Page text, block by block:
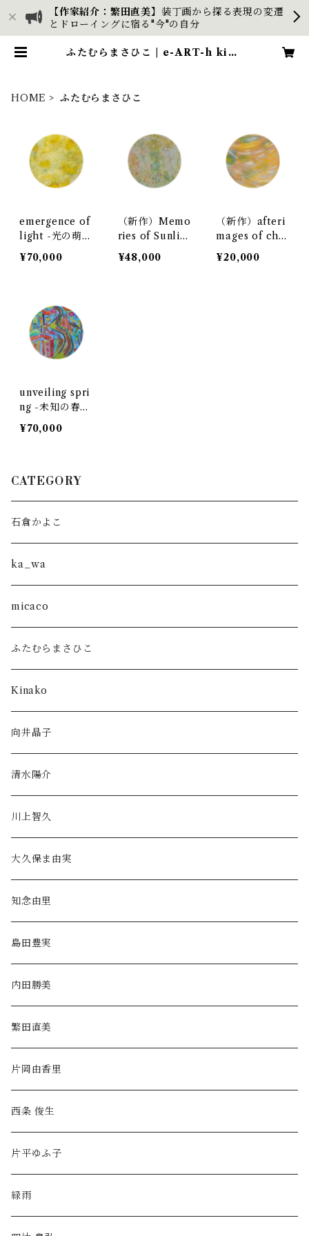
【作家紹介：繁田直美】 装丁画から探る表現の変遷
とドローイングに宿る"今"の自分
ふたむらまさひこ | e-ART-h kika
HOME ふたむらまさひこ
emergence of
light -光の萌
芽- / ふたむら
まさひこ Futa
¥70,000
（新作）Memo
ries of Sunlig
ht Filtering T
hrough the Tr
¥48,000
（新作）afteri
mages of cha
nge / 移ろいの
残像
¥20,000
unveiling spri
ng -未知の春- /
ふたむら まさ
ひこ Futamur
¥70,000
CATEGORY
石倉かよこ
ka_wa
micaco
ふたむらまさひこ
Kinako
向井晶子
清水陽介
川上智久
大久保ま由実
知念由里
島田豊実
内田勝美
繁田直美
片岡由香里
西条 俊生
片平ゆふ子
緑雨